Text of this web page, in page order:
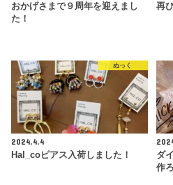
おかげさまで９周年を迎えまし
た！
再
ぬっく
2024.4.4
Hal_coピアス入荷しました！
ダ
作